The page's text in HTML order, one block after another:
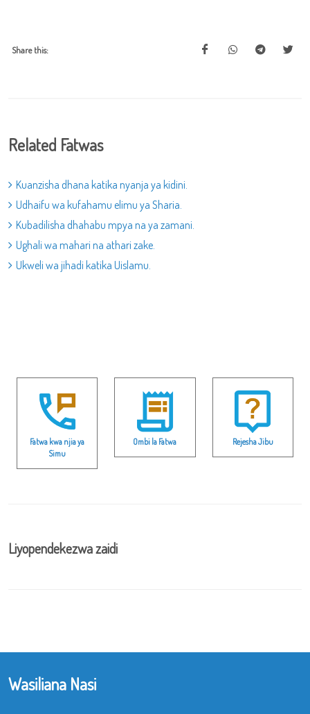
Share this:
Related Fatwas
Kuanzisha dhana katika nyanja ya kidini.
Udhaifu wa kufahamu elimu ya Sharia.
Kubadilisha dhahabu mpya na ya zamani.
Ughali wa mahari na athari zake.
Ukweli wa jihadi katika Uislamu.
Fatwa kwa njia ya
Simu
Ombi la Fatwa Rejesha Jibu
Liyopendekezwa zaidi
Wasiliana Nasi